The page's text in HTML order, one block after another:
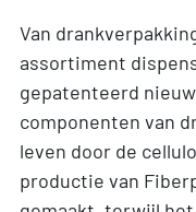
Van
assortiment
gepatenteerd
componenten van
leven door de
productie van